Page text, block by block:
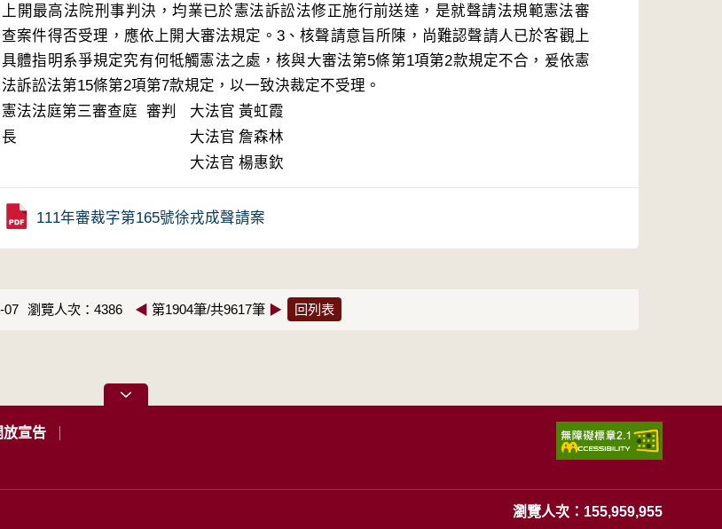
上開最高法院刑事判決，均業已於憲法訴訟法修正施行前送達，是就聲請法規範憲法審
查案件得否受理，應依上開大審法規定。3、核聲請意旨所陳，尚難認聲請人已於客觀上
具體指明系爭規定究有何牴觸憲法之處，核與大審法第5條第1項第2款規定不合，爰依憲
法訴訟法第15條第2項第7款規定，以一致決裁定不受理。
憲法法庭第三審查庭 審判
長
大法官 黃虹霞
大法官 詹森林
大法官 楊惠欽
111年審裁字第165號徐戎成聲請案
07 瀏覽人次：4386 ◀ 第1904筆/共9617筆 ▶ 回列表
放宣告
瀏覽人次：155,959,955